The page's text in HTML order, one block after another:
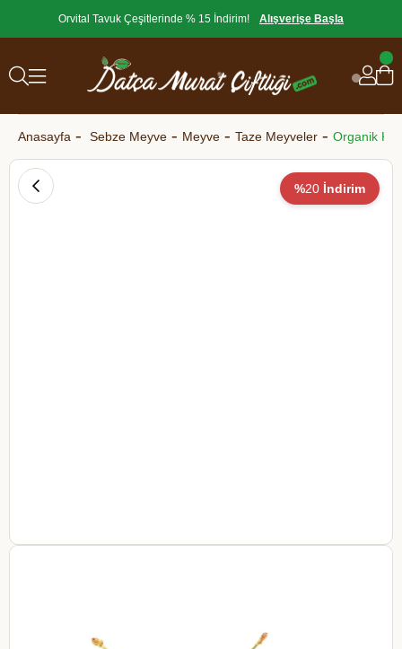
Orvital Tavuk Çeşitlerinde % 15 İndirim! Alışverişe Başla
Anasayfa Sebze Meyve Meyve Taze Meyveler Organik
%20 İndirim